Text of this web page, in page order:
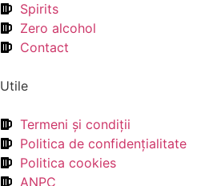
Spirits
Zero alcohol
Contact
Utile
Termeni şi condiţii
Politica de confidenţialitate
Politica cookies
ANPC